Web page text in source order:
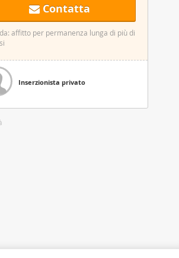
Contatta
affitto per permanenza lunga di più di
Inserzionista privato